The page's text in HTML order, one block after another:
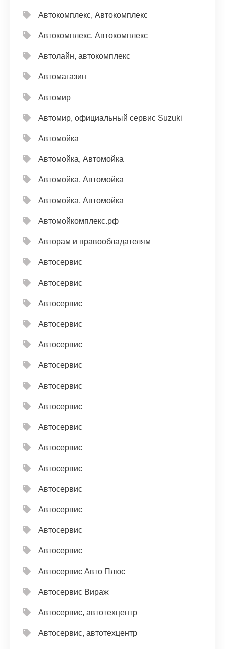
Автокомплекс, Автокомплекс
Автокомплекс, Автокомплекс
Автолайн, автокомплекс
Автомагазин
Автомир
Автомир, официальный сервис Suzuki
Автомойка
Автомойка, Автомойка
Автомойка, Автомойка
Автомойка, Автомойка
Автомойкомплекс.рф
Авторам и правообладателям
Автосервис
Автосервис
Автосервис
Автосервис
Автосервис
Автосервис
Автосервис
Автосервис
Автосервис
Автосервис
Автосервис
Автосервис
Автосервис
Автосервис
Автосервис
Автосервис Авто Плюс
Автосервис Вираж
Автосервис, автотехцентр
Автосервис, автотехцентр